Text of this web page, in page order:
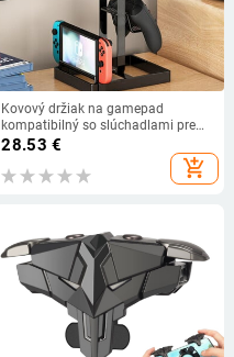
Kovový držiak na gamepad
kompatibilný so slúchadlami pre
PS5/PS4/XB ONE/S/X Series herné
28.53 €
add_shopping_cart